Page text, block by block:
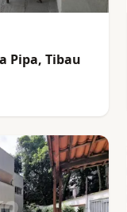
Pipa, Tibau